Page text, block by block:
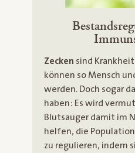
Zecken sind
können so Mensch
werden. Doch sogar
haben: Es wird
Blutsauger damit im
helfen, die
zu regulieren, indem